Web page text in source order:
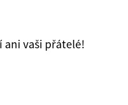
ani vaši přátelé!